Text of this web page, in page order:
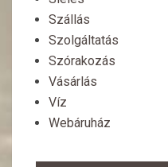
Szállás
Szolgáltatás
Szórakozás
Vásárlás
Víz
Webáruház